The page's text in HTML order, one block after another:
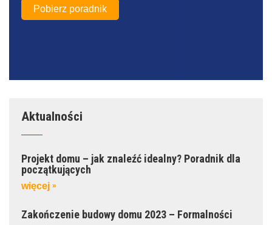
Pobierz poradnik
Aktualności
Projekt domu – jak znaleźć idealny? Poradnik dla
początkujących
więcej »
Zakończenie budowy domu 2023 – Formalności